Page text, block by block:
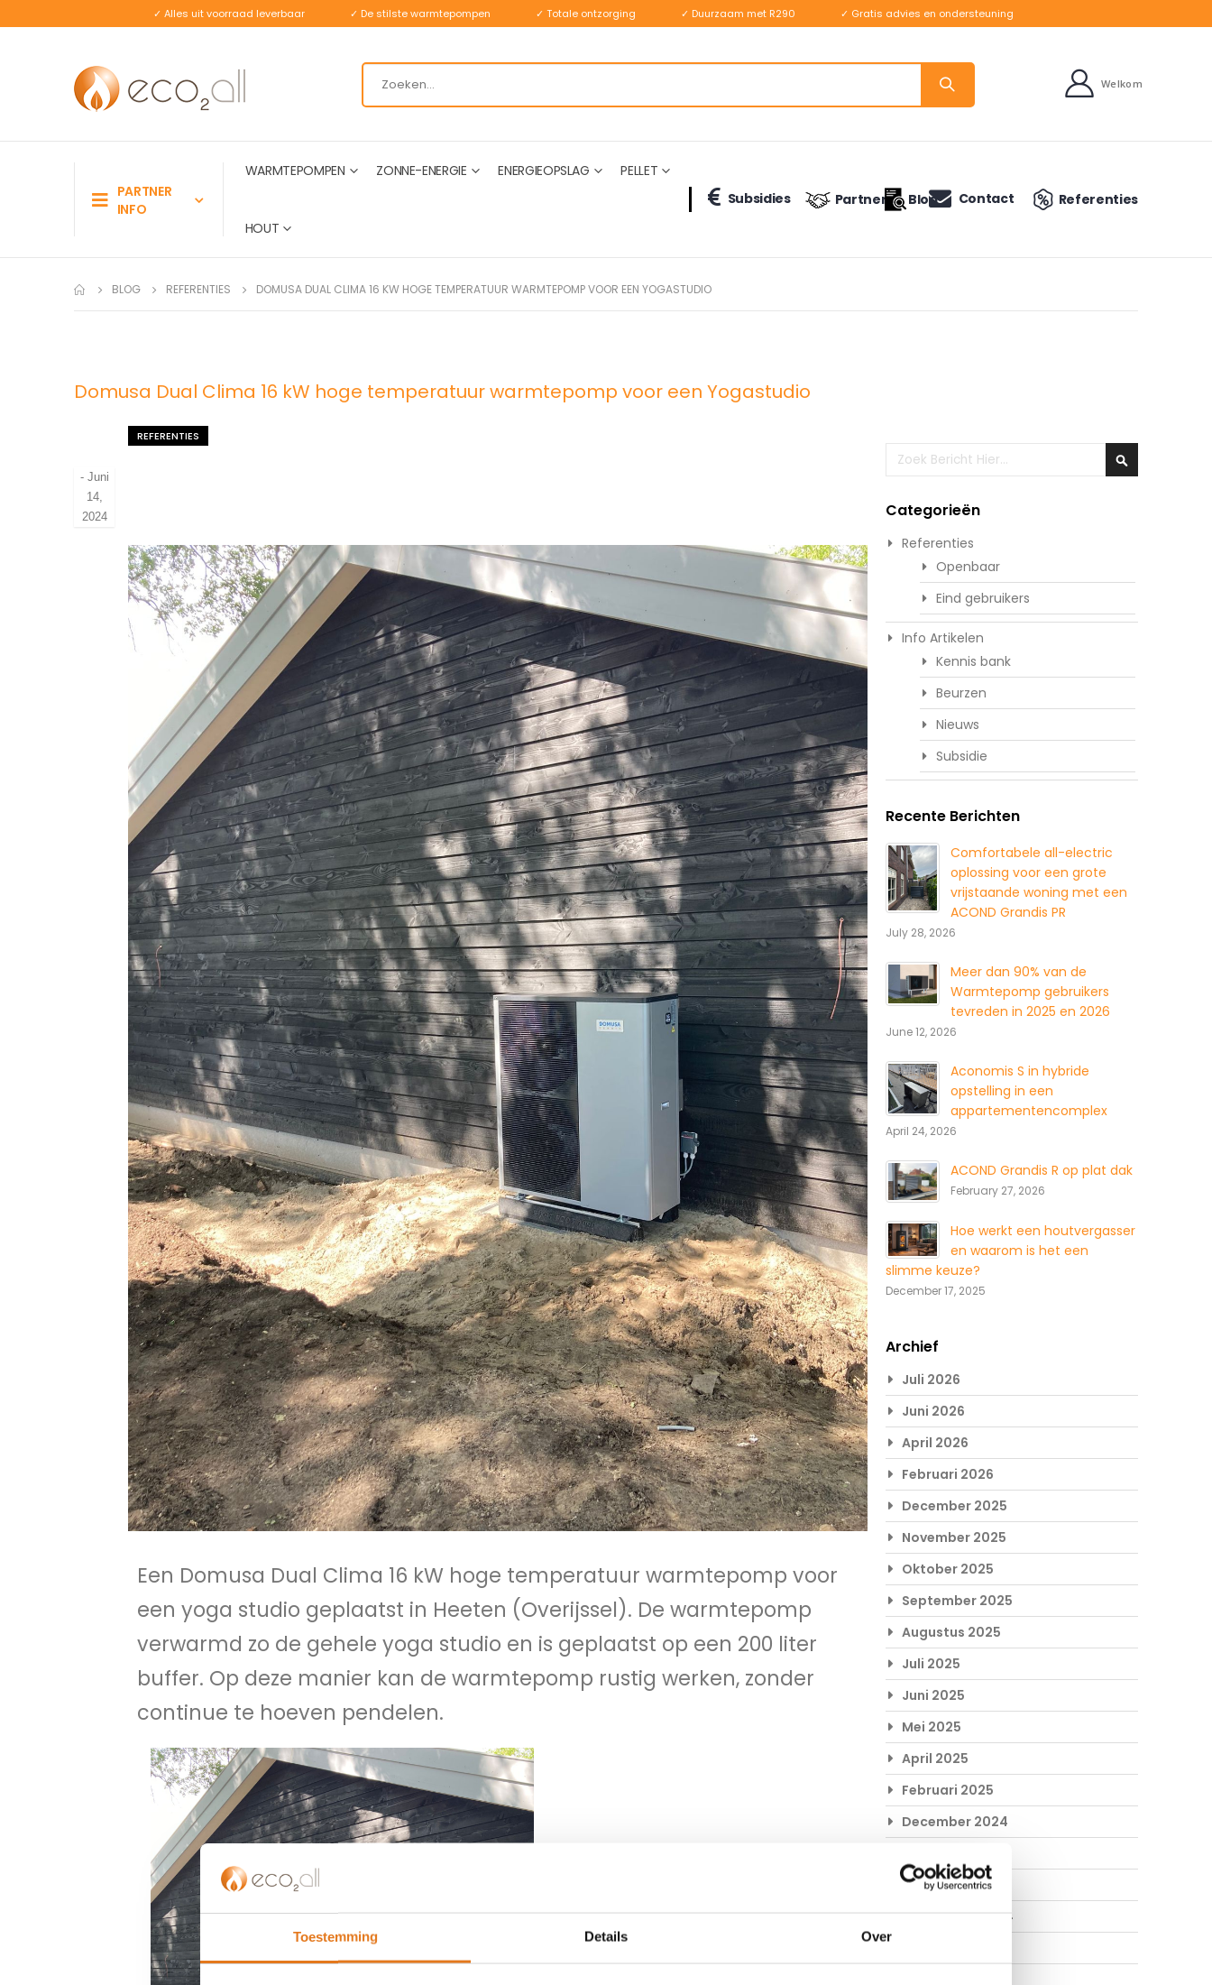
Toestemming Details Over
✓ Alles uit voorraad leverbaar ✓ De stilste warmtepompen ✓ Totale ontzorging ✓ Duurzaam met R290 ✓ Gratis advies en ondersteuning
Welkom
PARTNER
INFO
WARMTEPOMPEN ZONNE-ENERGIE ENERGIEOPSLAG PELLET
HOUT
Subsidies Partners Blog Contact Referenties
BLOG REFERENTIES DOMUSA DUAL CLIMA 16 KW HOGE TEMPERATUUR WARMTEPOMP VOOR EEN YOGASTUDIO
Domusa Dual Clima 16 kW hoge temperatuur warmtepomp voor een Yogastudio
REFERENTIES
-Juni
14,
2024
Een Domusa Dual Clima 16 kW hoge temperatuur warmtepomp voor
een yoga studio geplaatst in Heeten (Overijssel). De warmtepomp
verwarmd zo de gehele yoga studio en is geplaatst op een 200 liter
buffer. Op deze manier kan de warmtepomp rustig werken, zonder
continue te hoeven pendelen.
Zoeken
Categorieën
Referenties
Openbaar
Eind gebruikers
Info Artikelen
Kennis bank
Beurzen
Nieuws
Subsidie
Recente Berichten
Comfortabele all-electric
oplossing voor een grote
vrijstaande woning met een
ACOND Grandis PR
July 28, 2026
Meer dan 90% van de
Warmtepomp gebruikers
tevreden in 2025 en 2026
June 12, 2026
Aconomis S in hybride
opstelling in een
appartementencomplex
April 24, 2026
ACOND Grandis R op plat dak
February 27, 2026
Hoe werkt een houtvergasser
en waarom is het een
slimme keuze?
December 17, 2025
Archief
Juli 2026
Juni 2026
April 2026
Februari 2026
December 2025
November 2025
Oktober 2025
September 2025
Augustus 2025
Juli 2025
Juni 2025
Mei 2025
April 2025
Februari 2025
December 2024
Oktober 2024
September 2024